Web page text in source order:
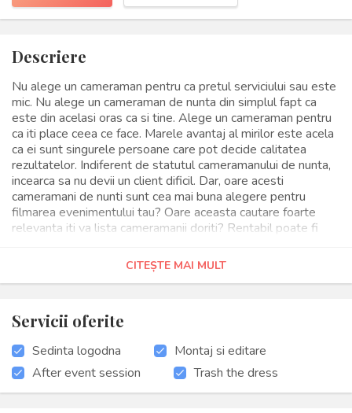
Descriere
Nu alege un cameraman pentru ca pretul serviciului sau este
mic. Nu alege un cameraman de nunta din simplul fapt ca
este din acelasi oras ca si tine. Alege un cameraman pentru
ca iti place ceea ce face. Marele avantaj al mirilor este acela
ca ei sunt singurele persoane care pot decide calitatea
rezultatelor. Indiferent de statutul cameramanului de nunta,
incearca sa nu devii un client dificil. Dar, oare acesti
cameramani de nunti sunt cea mai buna alegere pentru
filmarea evenimentului tau? Oare aceasta cautare foarte
relevanta iti va lista cameramanii doriti? Rentabil poate fi
de nunti. Cat de convenabil este din punct de vedere calitate
pret? Aici esti singura persoana in masura sa-ti oferi un
vreme un inconvenient. Ce vei face? Te vei apuca sa cauti
cameramani din toata tara? sau te vei multumi cu ce ai gasit
in orasul tau? Eu consider ca este o mare greseala din seria
CITEȘTE MAI MULT
Servicii oferite
Sedinta logodna
Montaj si editare
After event session
Trash the dress